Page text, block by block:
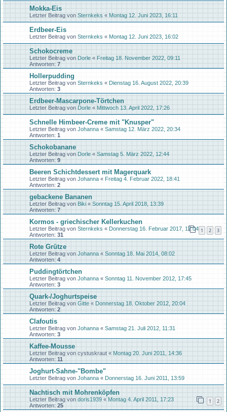
Mokka-Eis
Letzter Beitrag von Sternkeks « Montag 12. Juni 2023, 16:11
Erdbeer-Eis
Letzter Beitrag von Sternkeks « Montag 12. Juni 2023, 16:02
Schokocreme
Letzter Beitrag von Dorle « Freitag 18. November 2022, 09:11
Antworten: 7
Hollerpudding
Letzter Beitrag von Sternkeks « Dienstag 16. August 2022, 20:39
Antworten: 3
Erdbeer-Mascarpone-Törtchen
Letzter Beitrag von Dorle « Mittwoch 13. April 2022, 17:26
Schnelle Himbeer-Creme mit "Knusper"
Letzter Beitrag von Johanna « Samstag 12. März 2022, 20:34
Antworten: 1
Schokobanane
Letzter Beitrag von Dorle « Samstag 5. März 2022, 12:44
Antworten: 9
Beeren Schichtdessert mit Magerquark
Letzter Beitrag von Johanna « Freitag 4. Februar 2022, 18:41
Antworten: 2
gebackene Bananen
Letzter Beitrag von Biki « Sonntag 15. April 2018, 13:39
Antworten: 7
Kormos - griechischer Kellerkuchen
Letzter Beitrag von Sternkeks « Donnerstag 16. Februar 2017, 17:04
Antworten: 31
1 2 3
Rote Grütze
Letzter Beitrag von Johanna « Sonntag 18. Mai 2014, 08:02
Antworten: 4
Puddingtörtchen
Letzter Beitrag von Johanna « Sonntag 11. November 2012, 17:45
Antworten: 3
Quark-/Joghurtspeise
Letzter Beitrag von Gitte « Donnerstag 18. Oktober 2012, 20:04
Antworten: 2
Clafoutis
Letzter Beitrag von Johanna « Samstag 21. Juli 2012, 11:31
Antworten: 3
Kaffee-Mousse
Letzter Beitrag von cystuskraut « Montag 20. Juni 2011, 14:36
Antworten: 11
Joghurt-Sahne-"Bombe"
Letzter Beitrag von Johanna « Donnerstag 16. Juni 2011, 13:59
Nachtisch mit Mohrenköpfen
Letzter Beitrag von doris1939 « Montag 4. April 2011, 17:23
Antworten: 25
1 2